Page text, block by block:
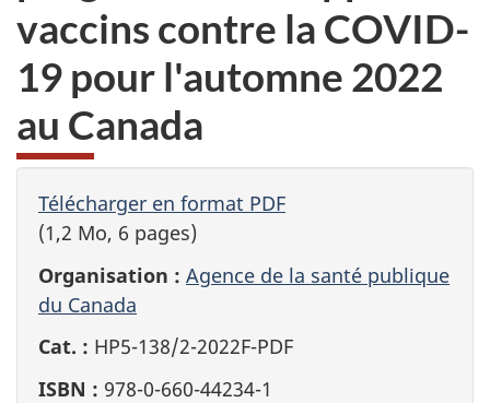
vaccins contre la COVID-
19 pour l'automne 2022
au Canada
Télécharger en format PDF
(1,2 Mo, 6 pages)
Organisation : Agence de la santé publique
du Canada
Cat. : HP5-138/2-2022F-PDF
ISBN : 978-0-660-44234-1